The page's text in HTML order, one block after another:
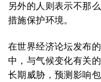
另外的人则表示不那
措施保护环境。
在世界经济论坛发布
中，与气候变化有关
长期威胁，预测影响